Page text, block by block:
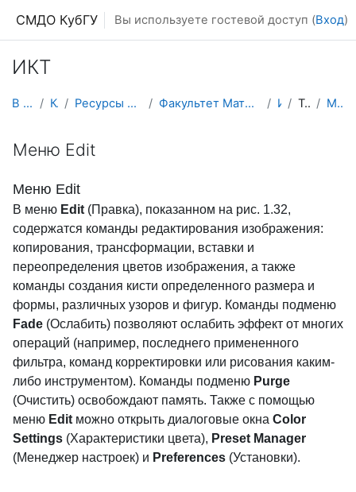
СМДО КубГУ Вы используете гостевой доступ (Вход)
ИКТ
В начало Курсы Ресурсы подразделений КубГУ Факультет Математики и компьютерных наук ИКТ Тема 14 Меню Edit
Меню Edit
Меню Edit
В меню Edit (Правка), показанном на рис. 1.32,
содержатся команды редактирования изображения:
копирования, трансформации, вставки и
переопределения цветов изображения, а также
команды создания кисти определенного размера и
формы, различных узоров и фигур. Команды подменю
Fade (Ослабить) позволяют ослабить эффект от многих
операций (например, последнего примененного
фильтра, команд корректировки или рисования каким-
либо инструментом). Команды подменю Purge
(Очистить) освобождают память. Также с помощью
меню Edit можно открыть диалоговые окна Color
Settings (Характеристики цвета), Preset Manager
(Менеджер настроек) и Preferences (Установки).